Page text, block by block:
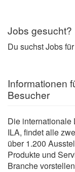
Jobs gesucht?
Du suchst Jobs
Informationen
Besucher
Die internationale
ILA, findet alle
über 1.200
Produkte und
Branche